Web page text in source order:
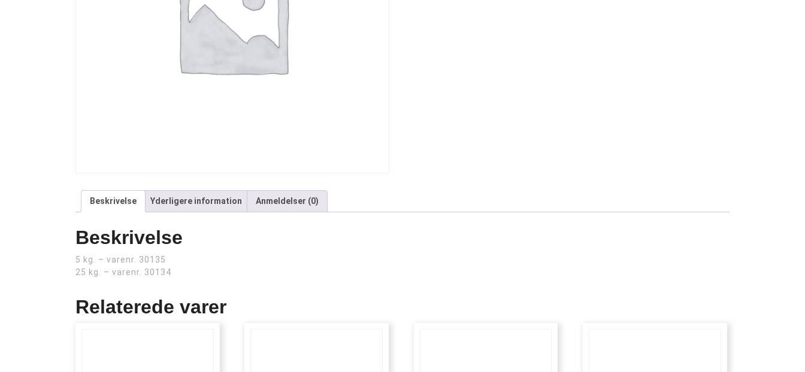
Beskrivelse Yderligere information Anmeldelser (0)
Beskrivelse
5 kg. – varenr. 30135
25 kg. – varenr. 30134
Relaterede varer